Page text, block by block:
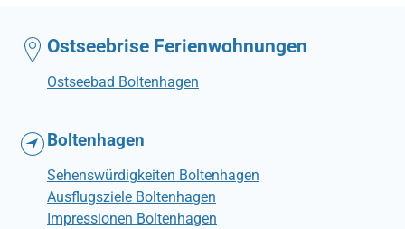
Ostseebrise Ferienwohnungen
Ostseebad Boltenhagen
Boltenhagen
Sehenswürdigkeiten Boltenhagen
Ausflugsziele Boltenhagen
Impressionen Boltenhagen